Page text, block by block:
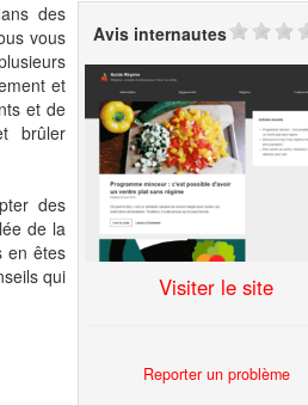
des
vous
et
et de
brûler
des
de la
en êtes
qui
Avis internautes
Visiter le site
Reporter un problème